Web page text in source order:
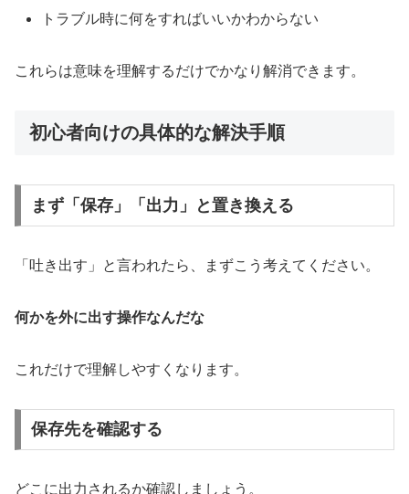
トラブル時に何をすればいいかわからない
これらは意味を理解するだけでかなり解消できます。
初心者向けの具体的な解決手順
まず「保存」「出力」と置き換える
「吐き出す」と言われたら、まずこう考えてください。
何かを外に出す操作なんだな
これだけで理解しやすくなります。
保存先を確認する
どこに出力されるか確認しましょう。